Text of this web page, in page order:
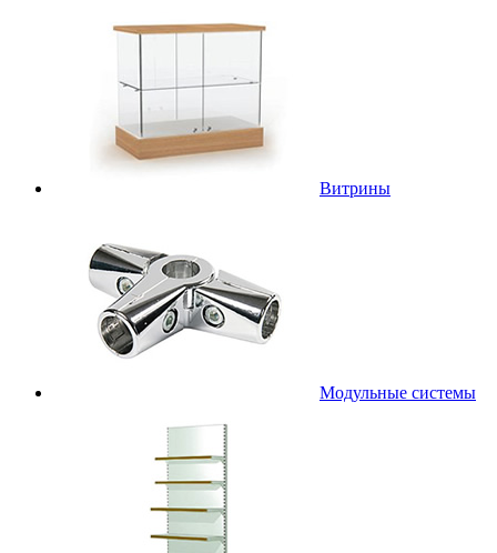
Витрины
Модульные системы